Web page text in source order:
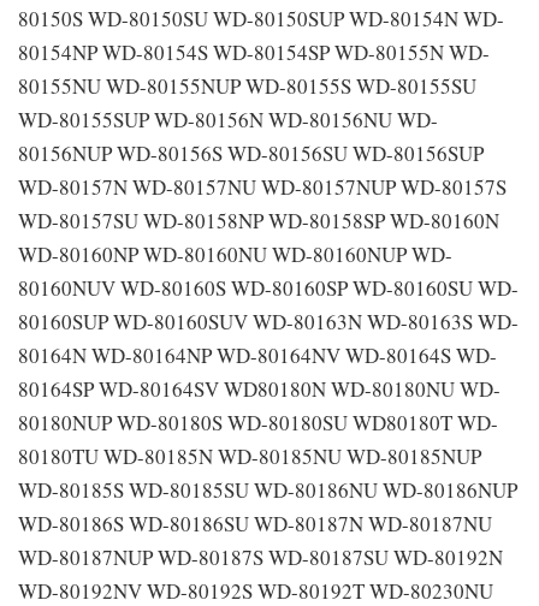
80150S WD-80150SU WD-80150SUP WD-80154N WD-
80154NP WD-80154S WD-80154SP WD-80155N WD-
80155NU WD-80155NUP WD-80155S WD-80155SU
WD-80155SUP WD-80156N WD-80156NU WD-
80156NUP WD-80156S WD-80156SU WD-80156SUP
WD-80157N WD-80157NU WD-80157NUP WD-80157S
WD-80157SU WD-80158NP WD-80158SP WD-80160N
WD-80160NP WD-80160NU WD-80160NUP WD-
80160NUV WD-80160S WD-80160SP WD-80160SU WD-
80160SUP WD-80160SUV WD-80163N WD-80163S WD-
80164N WD-80164NP WD-80164NV WD-80164S WD-
80164SP WD-80164SV WD80180N WD-80180NU WD-
80180NUP WD-80180S WD-80180SU WD80180T WD-
80180TU WD-80185N WD-80185NU WD-80185NUP
WD-80185S WD-80185SU WD-80186NU WD-80186NUP
WD-80186S WD-80186SU WD-80187N WD-80187NU
WD-80187NUP WD-80187S WD-80187SU WD-80192N
WD-80192NV WD-80192S WD-80192T WD-80230NU